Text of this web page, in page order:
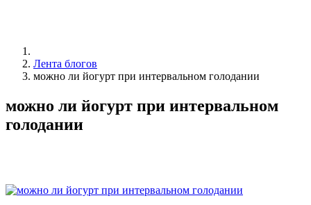
Лента блогов
можно ли йогурт при интервальном голодании
можно ли йогурт при интервальном
голодании